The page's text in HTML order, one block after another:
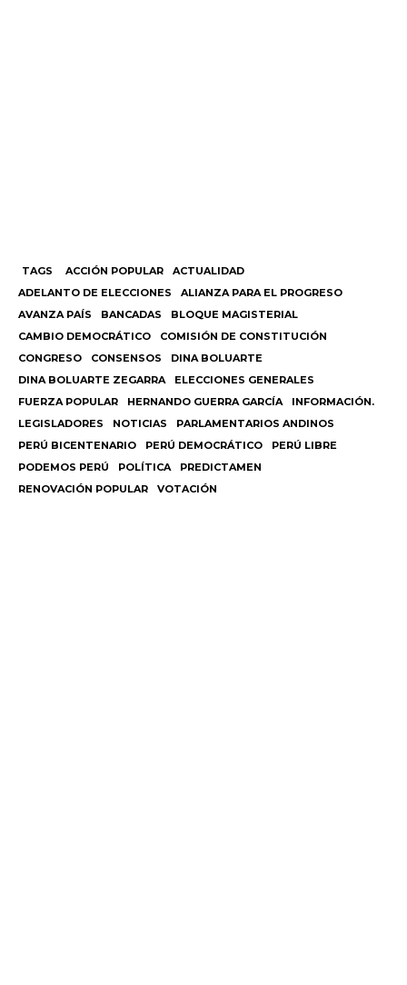
TAGS ACCIÓN POPULAR
ACTUALIDAD
ADELANTO DE ELECCIONES
ALIANZA PARA EL PROGRESO
AVANZA PAÍS
BANCADAS
BLOQUE MAGISTERIAL
CAMBIO DEMOCRÁTICO
COMISIÓN DE CONSTITUCIÓN
CONGRESO
CONSENSOS
DINA BOLUARTE
DINA BOLUARTE ZEGARRA
ELECCIONES GENERALES
FUERZA POPULAR
HERNANDO GUERRA GARCÍA
INFORMACIÓN.
LEGISLADORES
NOTICIAS
PARLAMENTARIOS ANDINOS
PERÚ BICENTENARIO
PERÚ DEMOCRÁTICO
PERÚ LIBRE
PODEMOS PERÚ
POLÍTICA
PREDICTAMEN
RENOVACIÓN POPULAR
VOTACIÓN